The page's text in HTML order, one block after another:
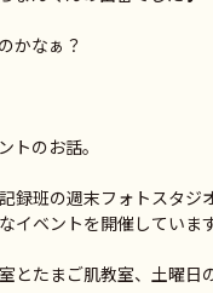
かなぁ？
トのお話。
録班の週末フォトスタジ
イベントを開催しています
とたまご肌教室、土曜日